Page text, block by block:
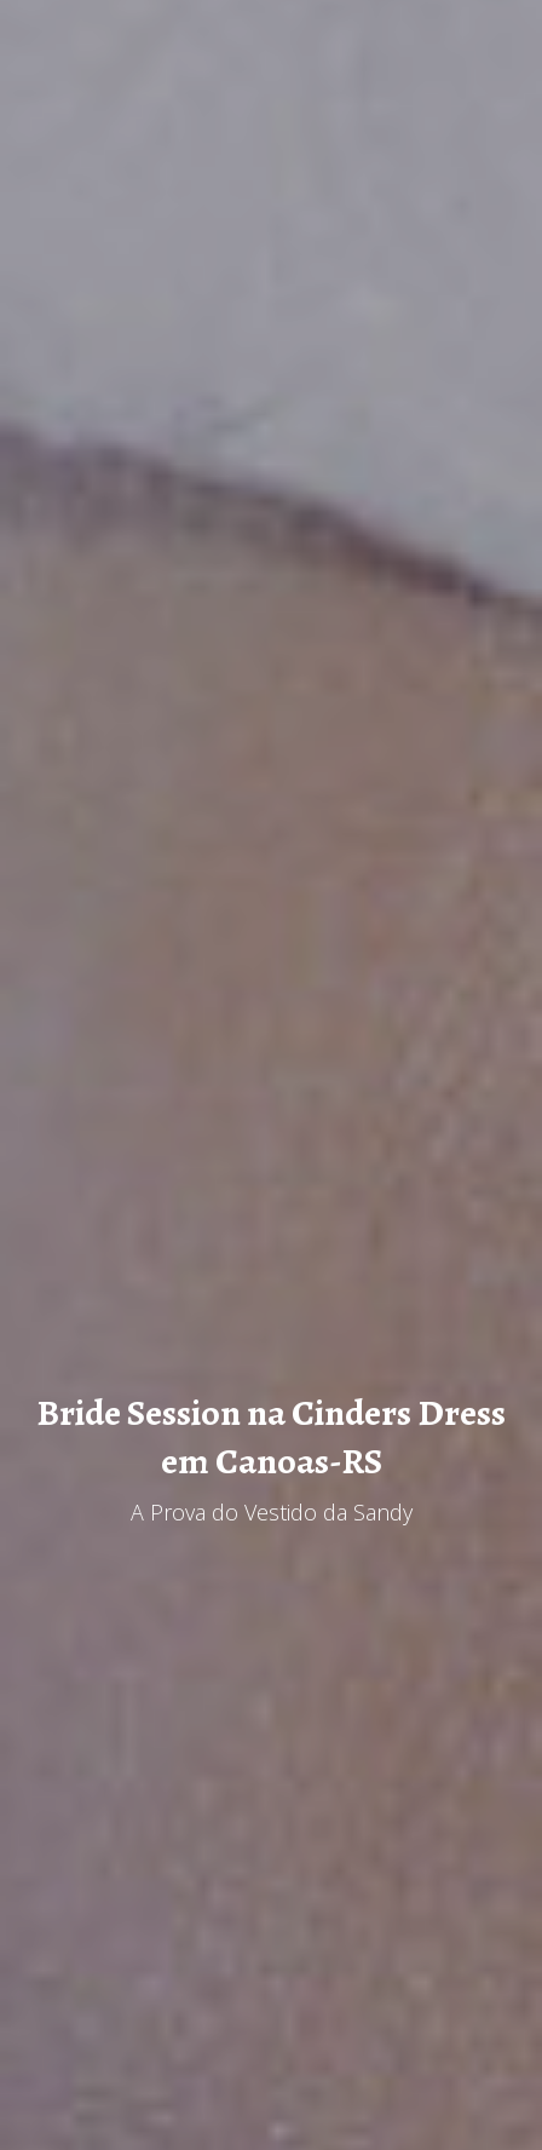
Bride Session na Cinders Dress
em Canoas-RS
A Prova do Vestido da Sandy